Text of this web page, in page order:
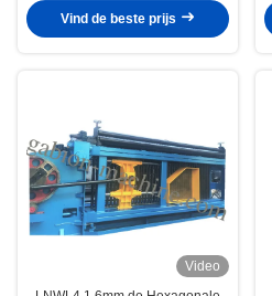
Vind de beste prijs
Video